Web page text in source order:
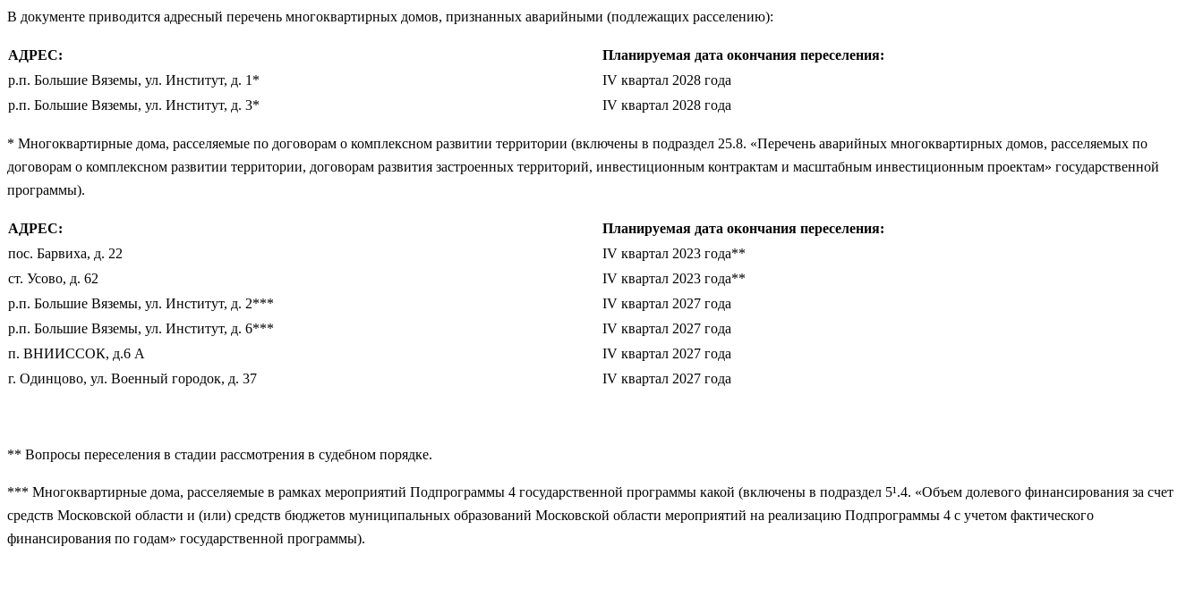
В документе приводится адресный перечень многоквартирных домов, признанных аварийными (подлежащих расселению):
АДРЕС:
Планируемая дата окончания переселения:
р.п. Большие Вяземы, ул. Институт, д. 1*
IV квартал 2028 года
р.п. Большие Вяземы, ул. Институт, д. 3*
IV квартал 2028 года
* Многоквартирные дома, расселяемые по договорам о комплексном развитии территории (включены в подраздел 25.8. «Перечень аварийных многоквартирных домов, расселяемых по
договорам о комплексном развитии территории, договорам развития застроенных территорий, инвестиционным контрактам и масштабным инвестиционным проектам» государственной
программы).
АДРЕС:
Планируемая дата окончания переселения:
пос. Барвиха, д. 22
IV квартал 2023 года**
ст. Усово, д. 62
IV квартал 2023 года**
р.п. Большие Вяземы, ул. Институт, д. 2***
IV квартал 2027 года
р.п. Большие Вяземы, ул. Институт, д. 6***
IV квартал 2027 года
п. ВНИИССОК, д.6 А
IV квартал 2027 года
г. Одинцово, ул. Военный городок, д. 37
IV квартал 2027 года
** Вопросы переселения в стадии рассмотрения в судебном порядке.
*** Многоквартирные дома, расселяемые в рамках мероприятий Подпрограммы 4 государственной программы какой (включены в подраздел 5¹.4. «Объем долевого финансирования за счет
средств Московской области и (или) средств бюджетов муниципальных образований Московской области мероприятий на реализацию Подпрограммы 4 с учетом фактического
финансирования по годам» государственной программы).